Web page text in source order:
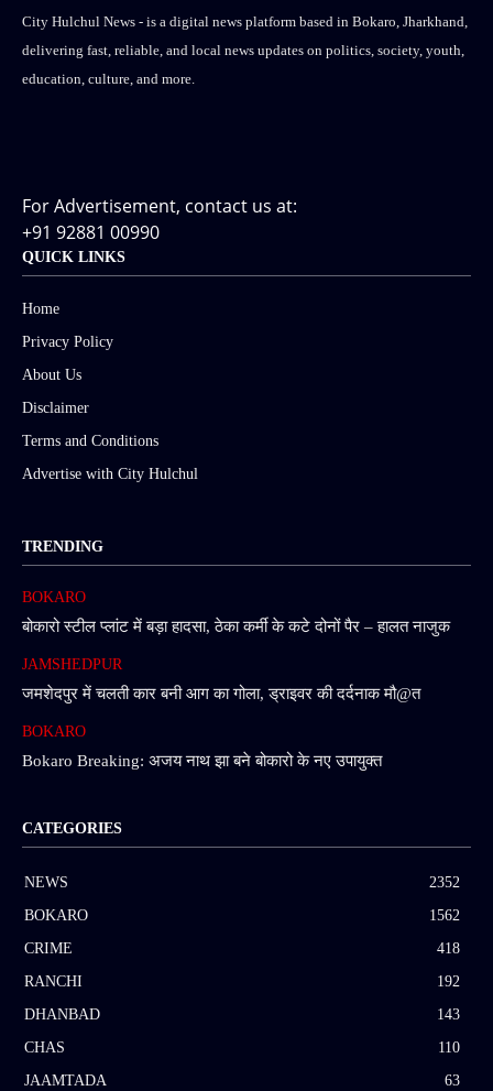
City Hulchul News - is a digital news platform based in Bokaro, Jharkhand,
delivering fast, reliable, and local news updates on politics, society, youth,
education, culture, and more.
For Advertisement, contact us at:
+91 92881 00990
QUICK LINKS
Home
Privacy Policy
About Us
Disclaimer
Terms and Conditions
Advertise with City Hulchul
TRENDING
BOKARO
बोकारो स्टील प्लांट में बड़ा हादसा, ठेका कर्मी के कटे दोनों पैर – हालत नाजुक
JAMSHEDPUR
जमशेदपुर में चलती कार बनी आग का गोला, ड्राइवर की दर्दनाक मौ@त
BOKARO
Bokaro Breaking: अजय नाथ झा बने बोकारो के नए उपायुक्त
CATEGORIES
NEWS
2352
BOKARO
1562
CRIME
418
RANCHI
192
DHANBAD
143
CHAS
110
JAAMTADA
63